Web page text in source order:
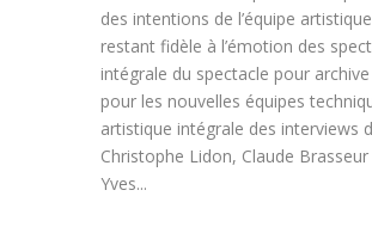
des intentions de l’équipe
restant fidèle à l’émotion des
intégrale du spectacle pour
pour les nouvelles équipes
artistique intégrale des interviews
Christophe Lidon, Claude
Yves...